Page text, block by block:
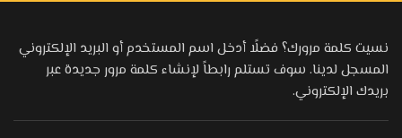
نسيت كلمة مرورك؟ فضلًا أدخل اسم المستخدم أو البريد الإلكتروني
المسجل لدينا. سوف تستلم رابطاً لإنشاء كلمة مرور جديدة عبر
بريدك الإلكتروني.